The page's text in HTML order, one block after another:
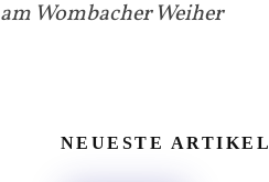
Wombacher Weiher
NEUESTE ARTIKEL